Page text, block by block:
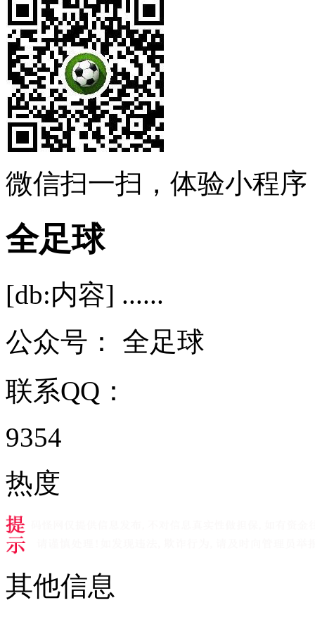
微信扫一扫，体验小程序
全足球
[db:内容] ......
公众号： 全足球
联系QQ：
9354
热度
其他信息